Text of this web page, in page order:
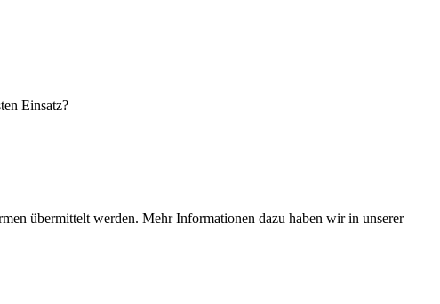
Einsatz?
übermittelt werden. Mehr Informationen dazu haben wir in unserer